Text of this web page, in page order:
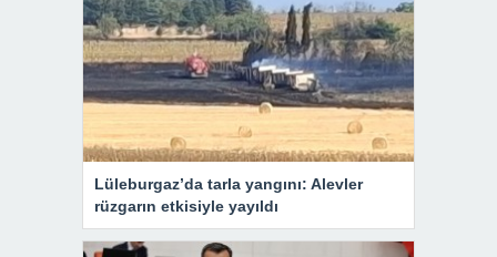
Lüleburgaz’da tarla yangını: Alevler
rüzgarın etkisiyle yayıldı